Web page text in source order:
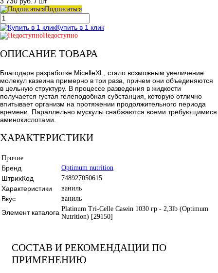
Подписаться
Купить в 1 клик
Недоступно
ОПИСАНИЕ ТОВАРА
Благодаря разработке MicelleXL, стало возможным увеличение
молекул казеина примерно в три раза, причем они объединяются
в цельную структуру. В процессе разведения в жидкости
получается густая гелеподобная субстанция, которую отлично
впитывает организм на протяжении продолжительного периода
времени. Параллельно мускулы снабжаются всеми требующимися
аминокислотами.
ХАРАКТЕРИСТИКИ
Прочие
Бренд Optimum nutrition
ШтрихКод 748927050615
Характеристики ваниль
Вкус ваниль
Элемент каталога Platinum Tri-Celle Casein 1030 гр - 2,3lb (Optimum
Nutrition) [29150]
СОСТАВ И РЕКОМЕНДАЦИИ ПО
ПРИМЕНЕНИЮ